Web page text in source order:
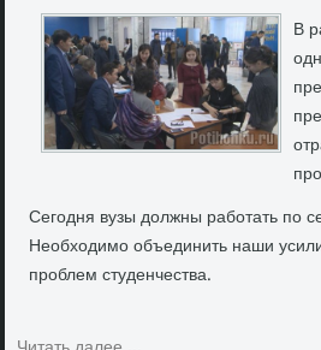
В
Сегодня вузы должны работать по
Необходимо объединить наши
проблем студенчества.